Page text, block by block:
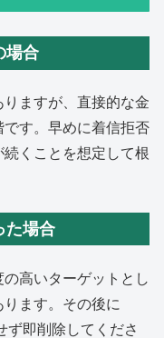
場合
ますが、直接的な金
す。早めに着信拒否
くことを想定して根
た場合
高いターゲットとし
ます。その後に
ず即削除してくださ